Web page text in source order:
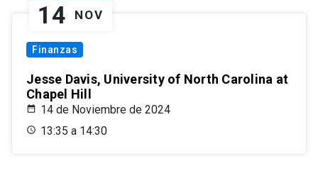
14 NOV
Finanzas
Jesse Davis, University of North Carolina at
Chapel Hill
14 de Noviembre de 2024
13:35 a 14:30